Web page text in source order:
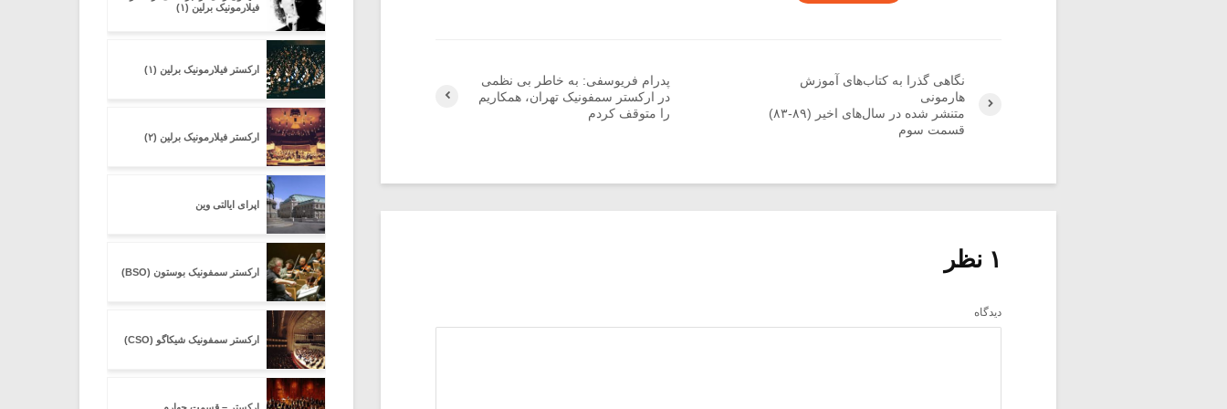
پدرام فریوسفی: به خاطر بی نظمی
در ارکستر سمفونیک تهران، همکاریم
را متوقف کردم
نگاهی گذرا به کتاب‌های آموزش
هارمونی
متنشر شده در سال‌های اخیر (۸۹-۸۳)
قسمت سوم
۱ نظر
دیدگاه
فیلارمونیک برلین (۱)
ارکستر فیلارمونیک برلین (۱)
ارکستر فیلارمونیک برلین (۲)
اپرای ایالتی وین
ارکستر سمفونیک بوستون (BSO)
ارکستر سمفونیک شیکاگو (CSO)
ارکستر – قسمت چهارم